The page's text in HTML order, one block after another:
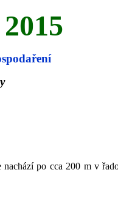
po cca 200 m v